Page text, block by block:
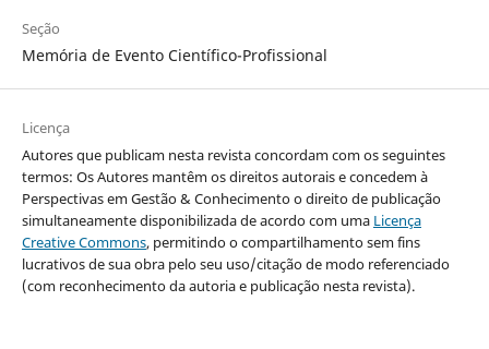
Seção
Memória de Evento Científico-Profissional
Licença
Autores que publicam nesta revista concordam com os seguintes
termos: Os Autores mantêm os direitos autorais e concedem à
Perspectivas em Gestão & Conhecimento o direito de publicação
simultaneamente disponibilizada de acordo com uma Licença
Creative Commons, permitindo o compartilhamento sem fins
lucrativos de sua obra pelo seu uso/citação de modo referenciado
(com reconhecimento da autoria e publicação nesta revista).